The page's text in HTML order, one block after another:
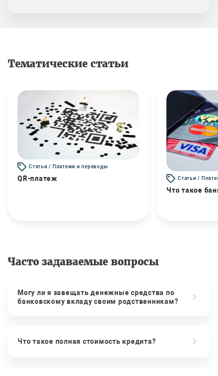
Тематические статьи
Статьи / Платежи и переводы
QR-платеж Статьи /
Что такое
Часто задаваемые вопросы
Могу ли я завещать денежные средства по
банковскому вкладу своим родственникам?
Что такое полная стоимость кредита?